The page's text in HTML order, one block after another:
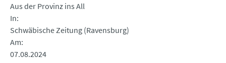
Aus der Provinz ins All
In
Schwäbische Zeitung (Ravensburg)
Am
07.08.2024